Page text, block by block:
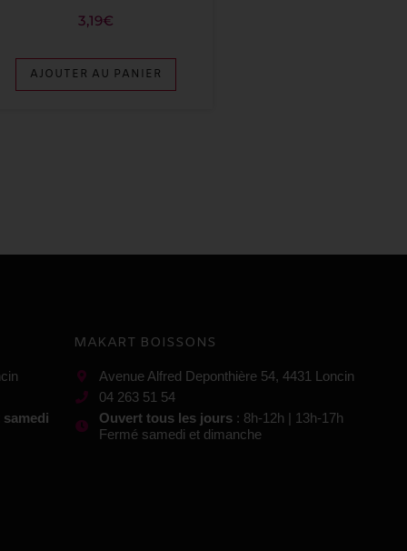
3,19€
AJOUTER AU PANIER
MAKART BOISSONS
Avenue Alfred Deponthière 54, 4431 Loncin
04 263 51 54
Ouvert tous les jours: 8h-12h | 13h-17h
Fermé samedi et dimanche